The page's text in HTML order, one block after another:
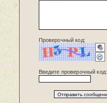
Проверочный код:
Введите проверочный код: